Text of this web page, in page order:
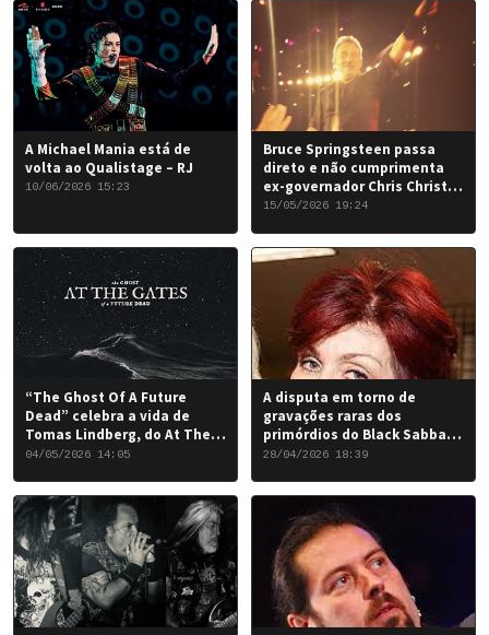
A Michael Mania está de
volta ao Qualistage – RJ
10/06/2026 15:23
Bruce Springsteen passa
direto e não cumprimenta
ex-governador Chris Christie
em Nova York
15/05/2026 19:24
“The Ghost Of A Future
Dead” celebra a vida de
Tomas Lindberg, do At The
Gates
04/05/2026 14:05
A disputa em torno de
gravações raras dos
primórdios do Black Sabbath
chegou a um desfecho
28/04/2026 18:39